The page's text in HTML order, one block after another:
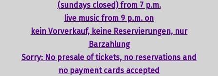
(sundays closed) from 7 p.m.
live music from 9 p.m. on
kein Vorverkauf, keine Reservierungen, nur
Barzahlung
Sorry: No presale of tickets, no reservations and
no payment cards accepted